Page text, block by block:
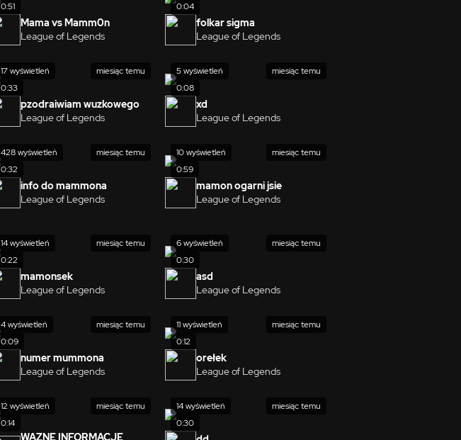
0:51
Mama vs Mamm0n
League of Legends
0:04
folkar sigma
League of Legends
0:33
17 wyświetleń miesiąc temu
pzodraiwiam wuzkowego
League of Legends
0:08
5 wyświetleń miesiąc temu
xd
League of Legends
0:32
428 wyświetleń miesiąc temu
info do mammona
League of Legends
0:59
10 wyświetleń miesiąc temu
mamon ogarni jsie
League of Legends
0:22
14 wyświetleń miesiąc temu
mamonsek
League of Legends
0:30
6 wyświetleń miesiąc temu
asd
League of Legends
0:09
4 wyświetleń miesiąc temu
numer mummona
League of Legends
0:12
11 wyświetleń miesiąc temu
orełek
League of Legends
0:14
12 wyświetleń miesiąc temu
WAZNE INFORMACJE
0:30
14 wyświetleń miesiąc temu